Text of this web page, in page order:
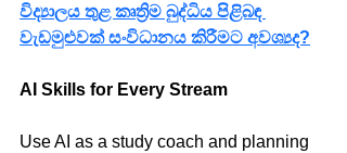
විද්‍යාලය තුළ කෘත්‍රිම බුද්ධිය පිළිබඳ
වැඩමුළුවක් සංවිධානය කිරීමට අවශ්‍යද?
AI Skills for Every Stream
Use AI as a study coach and planning